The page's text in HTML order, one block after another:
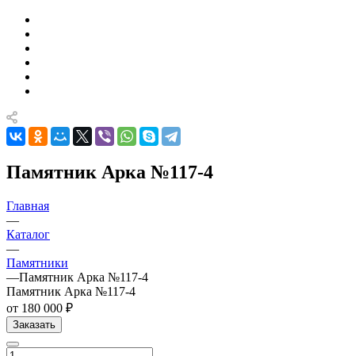
Памятник Арка №117-4
Главная
—
Каталог
—
Памятники
—Памятник Арка №117-4
Памятник Арка №117-4
от 180 000 ₽
Заказать